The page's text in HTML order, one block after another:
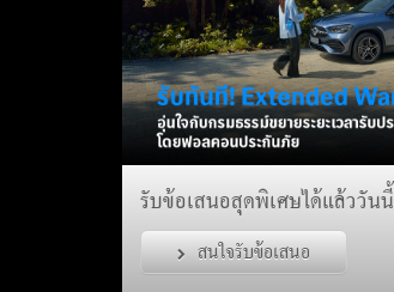
รับข้อเสนอสุดพิเศษได้แล้ววันนี้
สนใจรับข้อเสนอ